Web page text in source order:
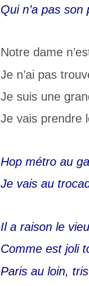
Qui n’a pas
Notre dame
Je n’ai pas
Je suis une
Je vais prendre
Hop métro au
Je vais au
Il a raison le
Comme est joli
Paris au loin,